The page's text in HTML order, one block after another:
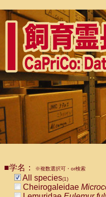
■学名： ※複数選択可・or検索
All species(1)
Cheirogaleidae